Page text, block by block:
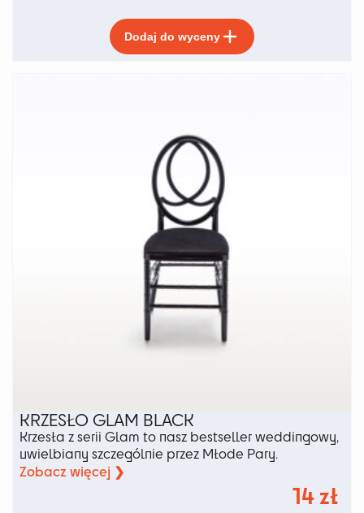
Dodaj do wyceny
produkt
ma
wybrać
stronie
produktu
KRZESŁO GLAM BLACK
Krzesła z serii Glam to nasz bestseller weddingowy,
uwielbiany szczególnie przez Młode Pary.
Zobacz więcej ❯
14zł